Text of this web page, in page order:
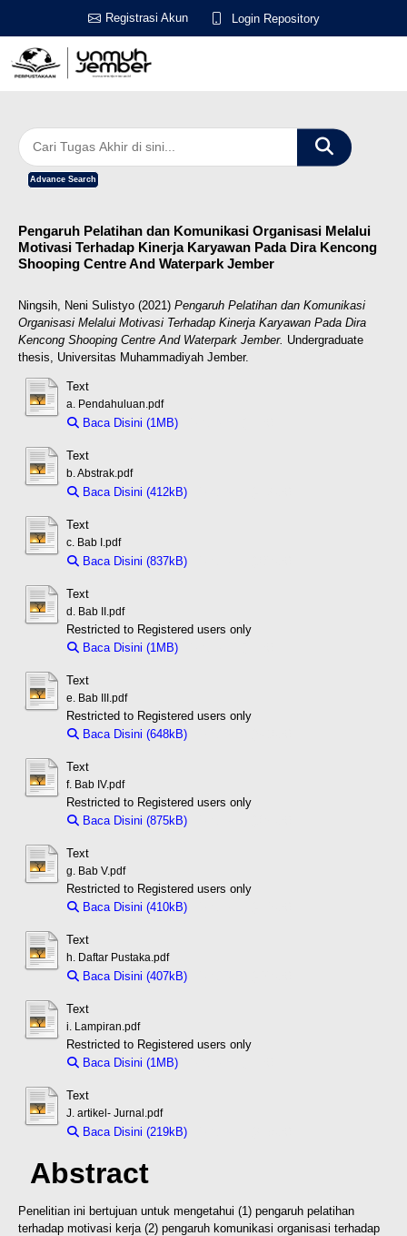
Registrasi Akun Login Repository
Advance Search
Pengaruh Pelatihan dan Komunikasi Organisasi Melalui
Motivasi Terhadap Kinerja Karyawan Pada Dira Kencong
Shooping Centre And Waterpark Jember
Ningsih, Neni Sulistyo (2021) Pengaruh Pelatihan dan Komunikasi
Organisasi Melalui Motivasi Terhadap Kinerja Karyawan Pada Dira
Kencong Shooping Centre And Waterpark Jember. Undergraduate
thesis, Universitas Muhammadiyah Jember.
Text
a. Pendahuluan.pdf
Baca Disini (1MB)
Text
b. Abstrak.pdf
Baca Disini (412kB)
Text
c. Bab I.pdf
Baca Disini (837kB)
Text
d. Bab II.pdf
Restricted to Registered users only
Baca Disini (1MB)
Text
e. Bab III.pdf
Restricted to Registered users only
Baca Disini (648kB)
Text
f. Bab IV.pdf
Restricted to Registered users only
Baca Disini (875kB)
Text
g. Bab V.pdf
Restricted to Registered users only
Baca Disini (410kB)
Text
h. Daftar Pustaka.pdf
Baca Disini (407kB)
Text
i. Lampiran.pdf
Restricted to Registered users only
Baca Disini (1MB)
Text
J. artikel- Jurnal.pdf
Baca Disini (219kB)
Abstract
Penelitian ini bertujuan untuk mengetahui (1) pengaruh pelatihan
terhadap motivasi kerja (2) pengaruh komunikasi organisasi terhadap